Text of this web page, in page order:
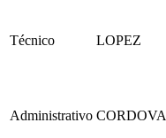
Técnico LOPEZ
Administrativo CORDOVA